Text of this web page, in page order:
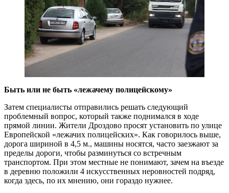
Быть или не быть «лежачему полицейскому»
Затем специалисты отправились решать следующий
проблемный вопрос, который также поднимался в ходе
прямой линии. Жители Дроздово просят установить по улице
Европейской «лежачих полицейских». Как говорилось выше,
дорога шириной в 4,5 м., машины носятся, часто заезжают за
пределы дороги, чтобы разминуться со встречным
транспортом. При этом местные не понимают, зачем на въезде
в деревню положили 4 искусственных неровностей подряд,
когда здесь, по их мнению, они гораздо нужнее.